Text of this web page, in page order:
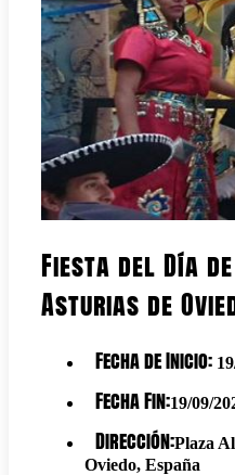
Fiesta del Día
Asturias de
Fecha de Inicio:
Fecha Fin:19/09/
Dirección:Plaza
Oviedo, España